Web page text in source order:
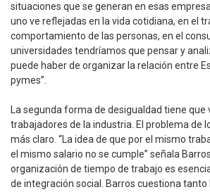
situaciones que se generan en esas
uno ve reflejadas en la vida cotidiana, en el
comportamiento de las personas, en el
universidades tendríamos que pensar y
puede haber de organizar la relación entre
pymes”.
La segunda forma de desigualdad tiene que
trabajadores de la industria. El problema de
más claro. “La idea de que por el mismo
el mismo salario no se cumple” señala
organización de tiempo de trabajo es
de integración social. Barros cuestiona tanto